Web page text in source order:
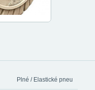
Plné / Elastické pneu